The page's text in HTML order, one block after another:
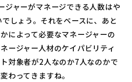
ジャーがマネージできる人数はや
しょう。それをベースに、あと
によって必要なマネージャーの
ージャー人材のケイパビリティ
対象者が2人なのか7人なのかで
わってきますね。